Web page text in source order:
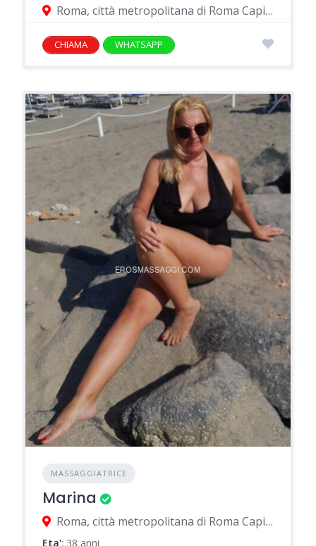
Roma, città metropolitana di Roma Capitale, Italia
CHIAMA WHATSAPP
MASSAGGIATRICE
Marina
Roma, città metropolitana di Roma Capitale, Italia
Eta': 38 anni